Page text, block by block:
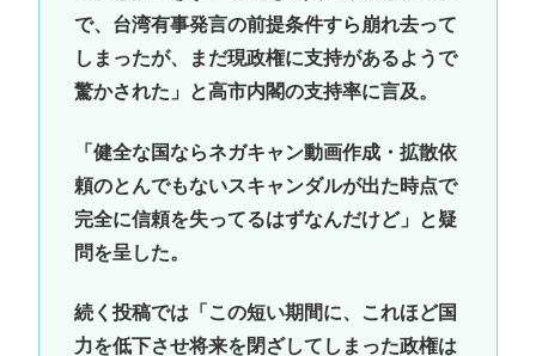
で、台湾有事発言の前提条件すら崩れ去って
しまったが、まだ現政権に支持があるようで
驚かされた」と高市内閣の支持率に言及。
「健全な国ならネガキャン動画作成・拡散依
頼のとんでもないスキャンダルが出た時点で
完全に信頼を失ってるはずなんだけど」と疑
問を呈した。
続く投稿では「この短い期間に、これほど国
力を低下させ将来を閉ざしてしまった政権は